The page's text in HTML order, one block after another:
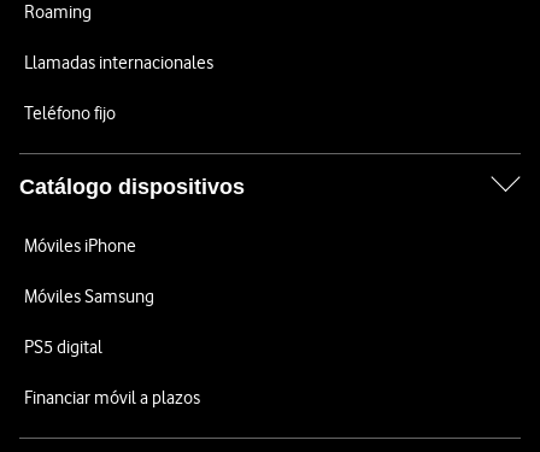
Roaming
Llamadas internacionales
Teléfono fijo
Catálogo dispositivos
Móviles iPhone
Móviles Samsung
PS5 digital
Financiar móvil a plazos